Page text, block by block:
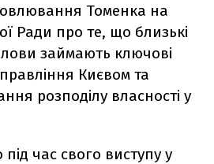
Томенка на
Ради про те, що близькі
займають ключові
Києвом та
розподілу власності у
час свого виступу у